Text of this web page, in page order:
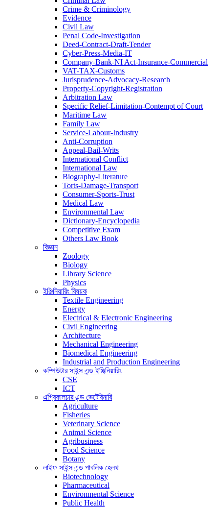
Crime & Criminology
Evidence
Civil Law
Penal Code-Investigation
Deed-Contract-Draft-Tender
Cyber-Press-Media-IT
Company-Bank-NI Act-Insurance-Commercial
VAT-TAX-Customs
Jurisprudence-Advocacy-Research
Property-Copyright-Registration
Arbitration Law
Specific Relief-Limitation-Contempt of Court
Maritime Law
Family Law
Service-Labour-Industry
Anti-Corruption
Appeal-Bail-Writs
International Conflict
International Law
Biography-Literature
Torts-Damage-Transport
Consumer-Sports-Trust
Medical Law
Environmental Law
Dictionary-Encyclopedia
Competitive Exam
Others Law Book
বিজ্ঞান
Zoology
Biology
Library Science
Physics
ইঞ্জিনিয়ারিং বিষয়ক
Textile Engineering
Energy
Electrical & Electronic Engineering
Civil Engineering
Architecture
Mechanical Engineering
Biomedical Engineering
Industrial and Production Engineering
কম্পিউটার সাইন্স এন্ড ইঞ্জিনিয়ারিং
CSE
ICT
এগ্রিকালচার এন্ড ভেটেরিনারি
Agriculture
Fisheries
Veterinary Science
Animal Science
Agribusiness
Food Science
Botany
লাইফ সাইন্স এন্ড পাবলিক হেলথ
Biotechnology
Pharmaceutical
Environmental Science
Public Health